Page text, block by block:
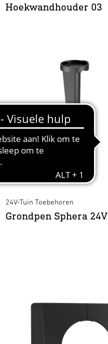
Hoekwandhouder 03
24V-Tuin Toebehoren
Grondpen Sphera 24V